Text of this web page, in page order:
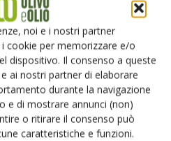
noi e i nostri partner
cookie per memorizzare e/o
dispositivo. Il consenso a queste
ai nostri partner di elaborare
durante la navigazione
e di mostrare annunci (non)
o ritirare il consenso può
caratteristiche e funzioni.